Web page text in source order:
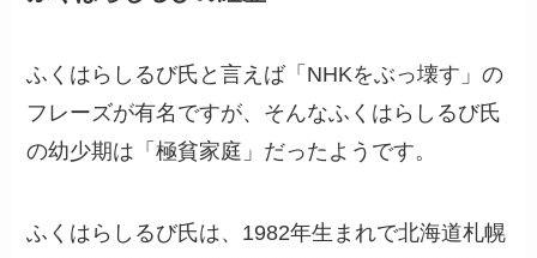
ふくはらしるび氏と言えば「NHKをぶっ壊す」の
フレーズが有名ですが、そんなふくはらしるび氏
の幼少期は「極貧家庭」だったようです。
ふくはらしるび氏は、1982年生まれで北海道札幌